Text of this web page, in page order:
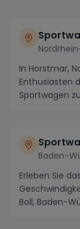
In Horstmar,
Enthusiasten
Sportwagen
Baden-
Erleben Sie
Boll, Baden-